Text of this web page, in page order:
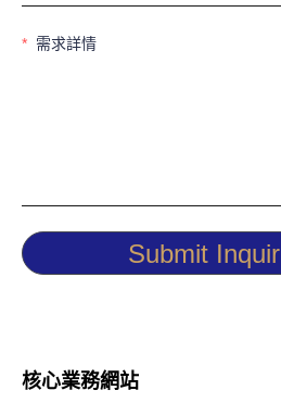
需求詳情
Submit Inquir
核心業務網站